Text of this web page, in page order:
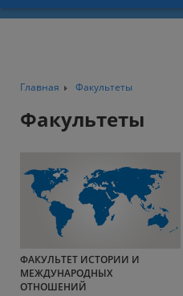
Главная Факультеты
Факультеты
ФАКУЛЬТЕТ ИСТОРИИ И
МЕЖДУНАРОДНЫХ
ОТНОШЕНИЙ